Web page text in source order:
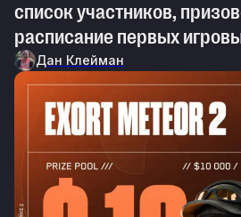
список участников,
расписание первых
Дан Клейман